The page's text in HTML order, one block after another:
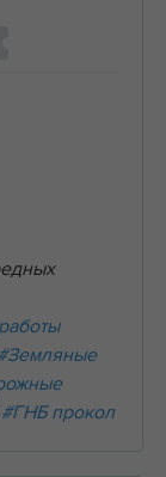
#ГНБ прокол